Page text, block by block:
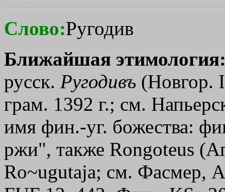
Слово:Ругодив
Ближайшая
русск. Ругодивъ (Новгор.
грам. 1392 г.; см.
имя фин.-уг. божества:
ржи", также Rongoteus
Ro~ugutaja; см. Фасмер,